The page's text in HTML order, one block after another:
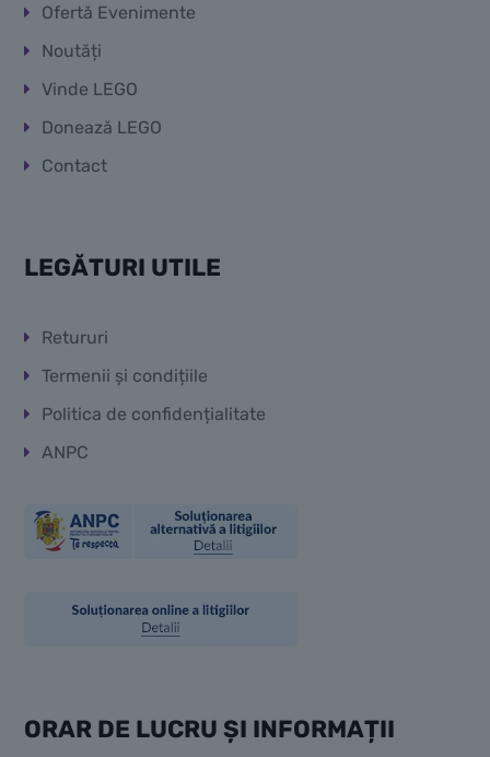
Ofertă Evenimente
Noutăți
Vinde LEGO
Donează LEGO
Contact
LEGĂTURI UTILE
Retururi
Termenii și condițiile
Politica de confidențialitate
ANPC
ORAR DE LUCRU ȘI INFORMAȚII